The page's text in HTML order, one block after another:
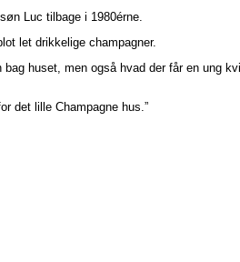
Luc tilbage i 1980érne.
let drikkelige champagner.
huset, men også hvad der får en ung
det lille Champagne hus.”